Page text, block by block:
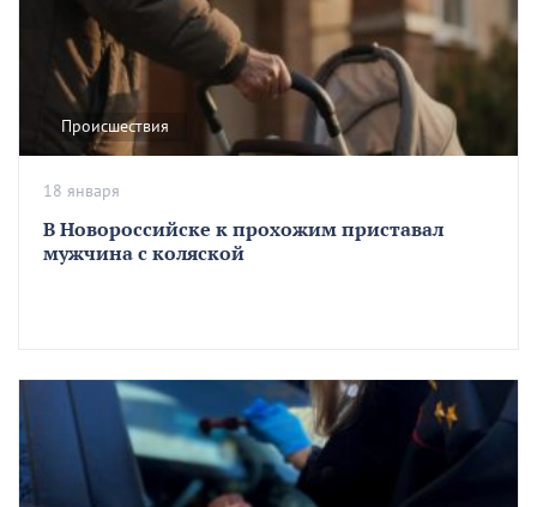
Происшествия
В Новороссийске к прохожим приставал
мужчина с коляской
18 января